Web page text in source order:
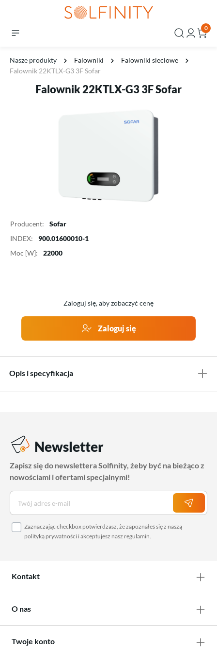
0
Nasze produkty Falowniki
Falowniki sieciowe
Falownik 22KTLX-G3 3F Sofar
Falownik 22KTLX-G3 3F Sofar
Producent:
Sofar
INDEX:
900.01600010-1
Moc [W]:
22000
Zaloguj się, aby zobaczyć cenę
Zaloguj się
Opis i specyfikacja
Newsletter
Zapisz się do newslettera Solfinity, żeby być na bieżąco z
nowościami i ofertami specjalnymi!
Zaznaczając checkbox potwierdzasz, że zapoznałeś się z naszą
polityką prywatności i akceptujesz nasz regulamin.
Kontakt
O nas
Twoje konto